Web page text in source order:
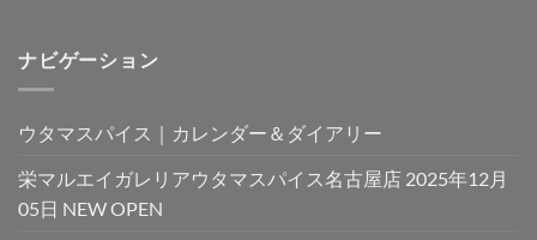
ナビゲーション
ウタマスパイス｜カレンダー＆ダイアリー
栄マルエイガレリアウタマスパイス名古屋店 2025年12月
05日 NEW OPEN